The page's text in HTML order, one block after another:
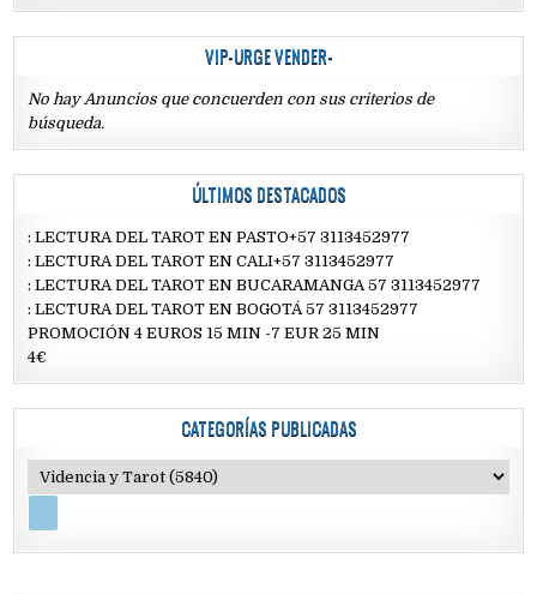
VIP-URGE VENDER-
No hay Anuncios que concuerden con sus criterios de
búsqueda.
ÚLTIMOS DESTACADOS
: LECTURA DEL TAROT EN PASTO+57 3113452977
: LECTURA DEL TAROT EN CALI+57 3113452977
: LECTURA DEL TAROT EN BUCARAMANGA 57 3113452977
: LECTURA DEL TAROT EN BOGOTÁ 57 3113452977
PROMOCIÓN 4 EUROS 15 MIN -7 EUR 25 MIN
4€
CATEGORÍAS PUBLICADAS